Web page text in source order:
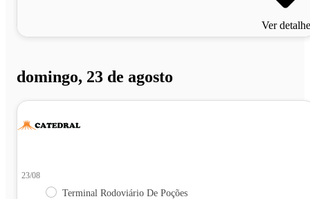
Ver
domingo, 23 de agosto
23/08
Terminal Rodoviário De Poções